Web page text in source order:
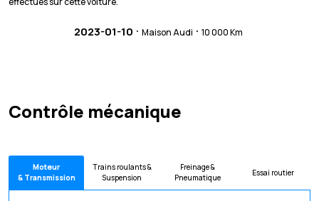
2023-01-10 · Maison Audi · 10 000 Km
Contrôle mécanique
Moteur
& Transmission
Trains roulants &
Suspension
Freinage &
Pneumatique
Essai routier